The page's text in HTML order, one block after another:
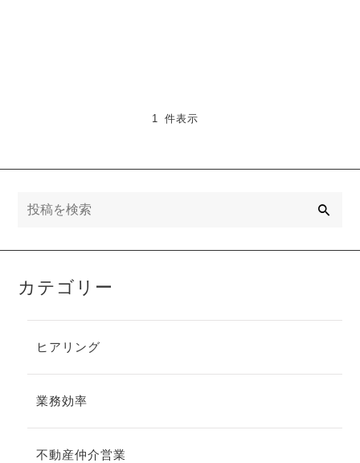
1 件表示
カテゴリー
ヒアリング
業務効率
不動産仲介営業